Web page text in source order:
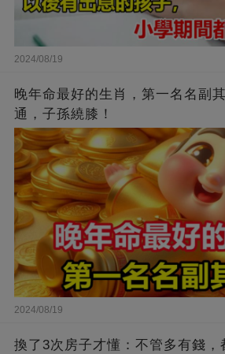
2024/08/19
晚年命最好的生肖，第一名名副
通，子孫繞膝！
2024/08/19
換了3次房子才懂：不管多有錢，